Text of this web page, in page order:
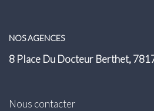
NOS AGENCES
8 Place Du Docteur Berthet,
Nous contacter